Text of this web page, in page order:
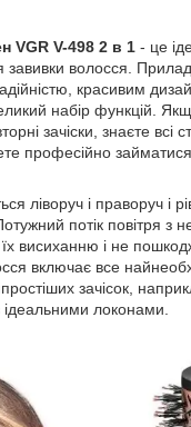
VGR V-498 2 в 1 - це
волосся. Прилад
красивим
набір функцій.
зачіски, знаєте всі
професійно
ліворуч і праворуч і
потік повітря з
висиханню і не
включає все
зачісок,
ідеальними локонами.